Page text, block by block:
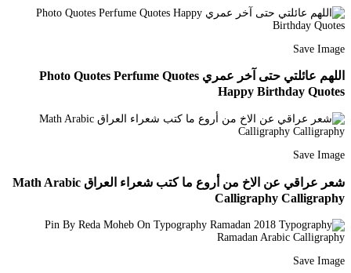
Save Image
اللهم عائلتي حتى آخر عمري Photo Quotes Perfume Quotes
Happy Birthday Quotes
Save Image
شعر عراقي عن الاخ من أروع ما كتب شعراء العراق Math Arabic
Calligraphy Calligraphy
Save Image